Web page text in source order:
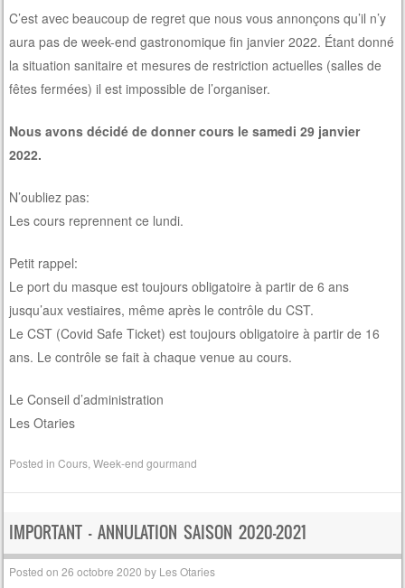
C’est avec beaucoup de regret que nous vous annonçons qu’il n’y
aura pas de week-end gastronomique fin janvier 2022. Étant donné
la situation sanitaire et mesures de restriction actuelles (salles de
fêtes fermées) il est impossible de l’organiser.
Nous avons décidé de donner cours le samedi 29 janvier
2022.
N’oubliez pas:
Les cours reprennent ce lundi.
Petit rappel:
Le port du masque est toujours obligatoire à partir de 6 ans
jusqu’aux vestiaires, même après le contrôle du CST.
Le CST (Covid Safe Ticket) est toujours obligatoire à partir de 16
ans. Le contrôle se fait à chaque venue au cours.
Le Conseil d’administration
Les Otaries
Posted inCours ,Week-end gourmand
IMPORTANT – ANNULATION SAISON 2020-2021
Posted on26 octobre 2020 by Les Otaries